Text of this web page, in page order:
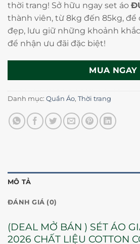
thời trang! Sở hữu ngay set áo
thành viên, từ 8kg đến 85kg, để
đẹp, lưu giữ những khoảnh
để nhận ưu đãi đặc biệt!
MUA NGAY
Danh mục: Quần Áo, Thời trang
MÔ TẢ
ĐÁNH GIÁ (0)
(DEAL MỞ BÁN ) SÉT ÁO
2026 CHẤT LIỆU COTTON